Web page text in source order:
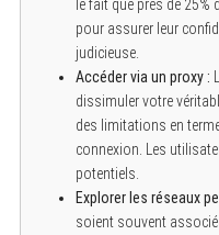
le fait que près de
pour assurer leur
judicieuse.
Accéder via un proxy :
dissimuler votre
des limitations en
connexion. Les
potentiels.
Explorer les réseaux
soient souvent